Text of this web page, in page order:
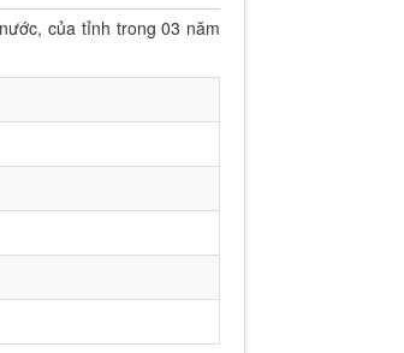
của tỉnh trong 03 năm